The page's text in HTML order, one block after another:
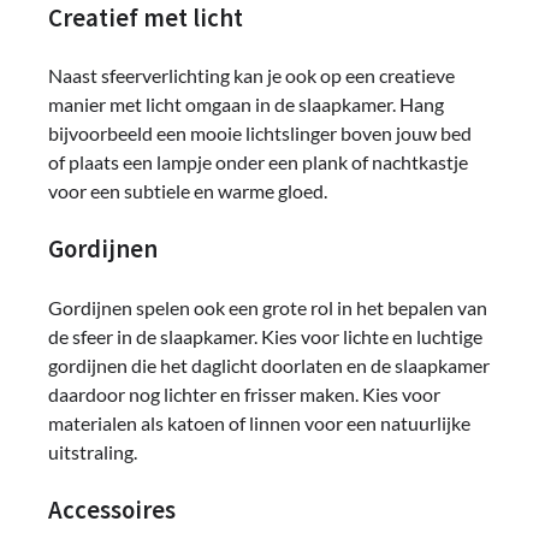
Creatief met licht
Naast sfeerverlichting kan je ook op een creatieve
manier met licht omgaan in de slaapkamer. Hang
bijvoorbeeld een mooie lichtslinger boven jouw bed
of plaats een lampje onder een plank of nachtkastje
voor een subtiele en warme gloed.
Gordijnen
Gordijnen spelen ook een grote rol in het bepalen van
de sfeer in de slaapkamer. Kies voor lichte en luchtige
gordijnen die het daglicht doorlaten en de slaapkamer
daardoor nog lichter en frisser maken. Kies voor
materialen als katoen of linnen voor een natuurlijke
uitstraling.
Accessoires